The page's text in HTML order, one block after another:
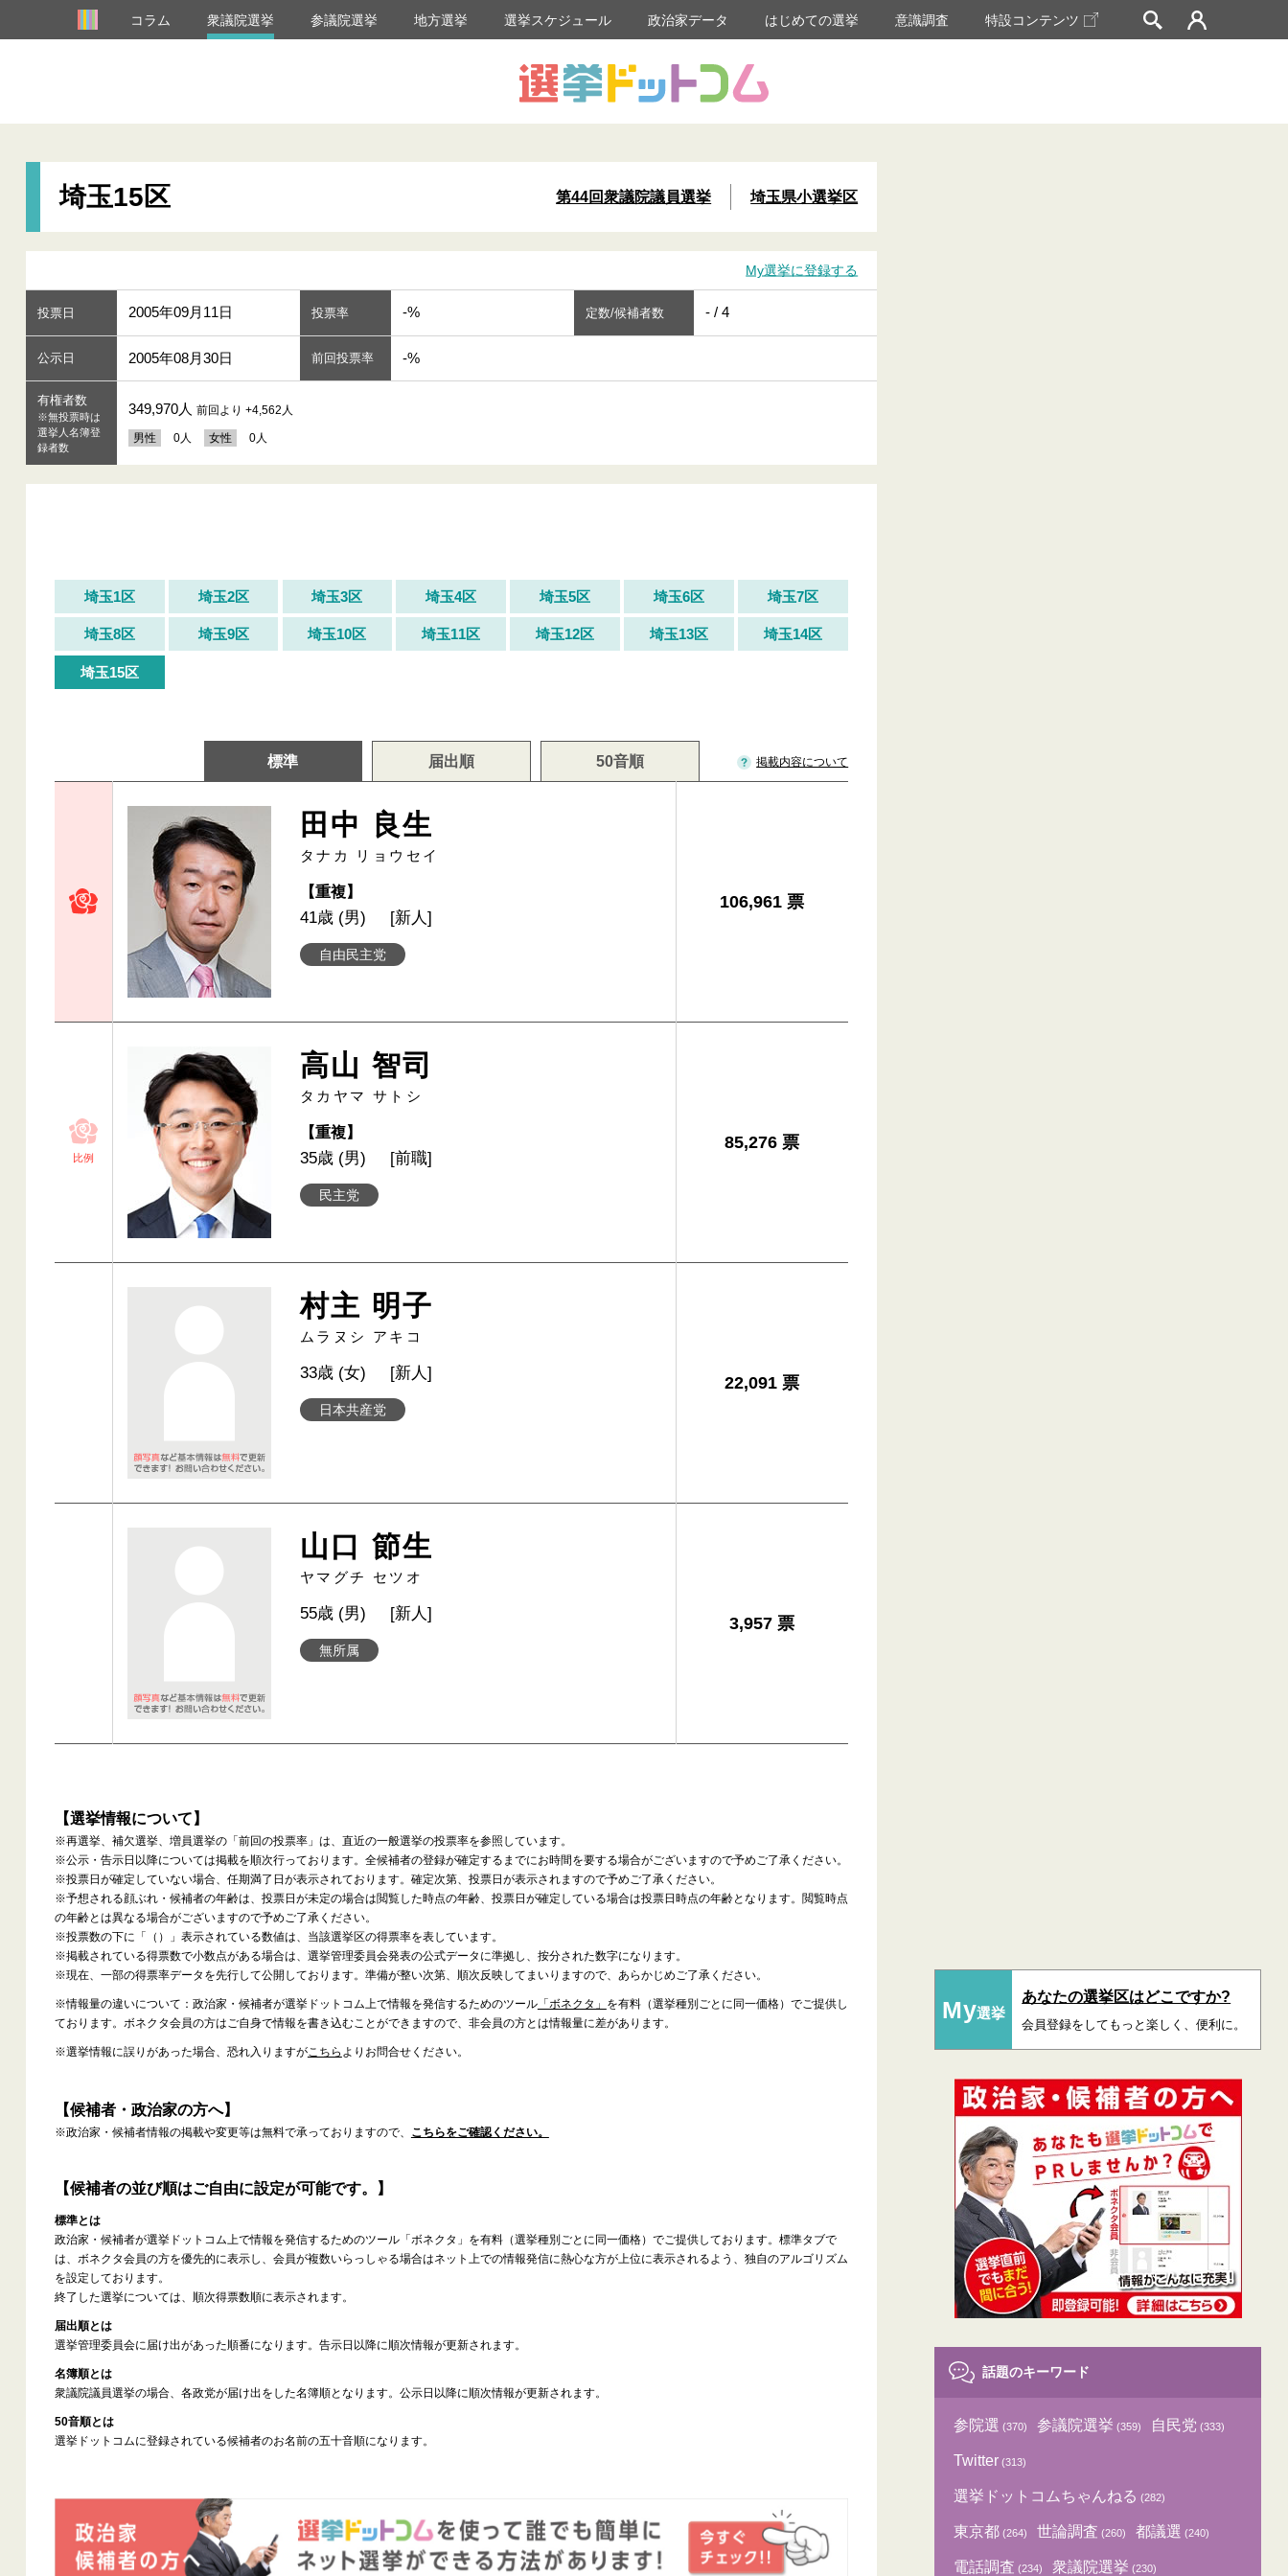
コラム 衆議院選挙 参議院選挙 地方選挙 選挙スケジュール 政治家データ はじめての選挙 意識調査 特設コンテンツ
埼玉15区 第44回衆議院議員選挙 埼玉県小選挙区
My選挙に登録する
投票日 2005年09月11日 投票率 -% 定数/候補者数 - / 4
公示日 2005年08月30日 前回投票率 -%
有権者数
※無投票時は
選挙人名簿登
録者数
349,970人 前回より +4,562人
男性 0人 女性 0人
埼玉1区 埼玉2区 埼玉3区 埼玉4区 埼玉5区 埼玉6区 埼玉7区
埼玉8区 埼玉9区 埼玉10区 埼玉11区 埼玉12区 埼玉13区 埼玉14区
埼玉15区
標準 届出順 50音順 掲載内容について
田中 良生
タナカ リョウセイ
自由民主党
【重複】
41歳 (男) [新人]
106,961 票
比例
高山 智司
タカヤマ サトシ
民主党
【重複】
35歳 (男) [前職]
85,276 票
村主 明子
ムラヌシ アキコ
日本共産党
33歳 (女) [新人]
22,091 票
山口 節生
ヤマグチ セツオ
無所属
55歳 (男) [新人]
3,957 票
【選挙情報について】
※再選挙、補欠選挙、増員選挙の「前回の投票率」は、直近の一般選挙の投票率を参照しています。
※公示・告示日以降については掲載を順次行っております。全候補者の登録が確定するまでにお時間を要する場合がございますので予めご了承ください。
※投票日が確定していない場合、任期満了日が表示されております。確定次第、投票日が表示されますので予めご了承ください。
※予想される顔ぶれ・候補者の年齢は、投票日が未定の場合は閲覧した時点の年齢、投票日が確定している場合は投票日時点の年齢となります。閲覧時点
の年齢とは異なる場合がございますので予めご了承ください。
※投票数の下に「（）」表示されている数値は、当該選挙区の得票率を表しています。
※掲載されている得票数で小数点がある場合は、選挙管理委員会発表の公式データに準拠し、按分された数字になります。
※現在、一部の得票率データを先行して公開しております。準備が整い次第、順次反映してまいりますので、あらかじめご了承ください。
※情報量の違いについて：政治家・候補者が選挙ドットコム上で情報を発信するためのツール「ボネクタ」 を有料（選挙種別ごとに同一価格）でご提供し
ております。ボネクタ会員の方はご自身で情報を書き込むことができますので、非会員の方とは情報量に差があります。
※選挙情報に誤りがあった場合、恐れ入りますがこちら よりお問合せください。
【候補者・政治家の方へ】
※政治家・候補者情報の掲載や変更等は無料で承っておりますので、 こちらをご確認ください。
【候補者の並び順はご自由に設定が可能です。】
標準とは
政治家・候補者が選挙ドットコム上で情報を発信するためのツール「ボネクタ」を有料（選挙種別ごとに同一価格）でご提供しております。標準タブで
は、ボネクタ会員の方を優先的に表示し、会員が複数いらっしゃる場合はネット上での情報発信に熱心な方が上位に表示されるよう、独自のアルゴリズム
を設定しております。
終了した選挙については、順次得票数順に表示されます。
届出順とは
選挙管理委員会に届け出があった順番になります。告示日以降に順次情報が更新されます。
名簿順とは
衆議院議員選挙の場合、各政党が届け出をした名簿順となります。公示日以降に順次情報が更新されます。
50音順とは
選挙ドットコムに登録されている候補者のお名前の五十音順になります。
My選挙
あなたの選挙区はどこですか?
会員登録をしてもっと楽しく、便利に。
話題のキーワード
参院選 (370) 参議院選挙 (359) 自民党 (333)
Twitter (313)
選挙ドットコムちゃんねる (282)
東京都 (264) 世論調査 (260) 都議選 (240)
電話調査 (234) 衆議院選挙 (230)